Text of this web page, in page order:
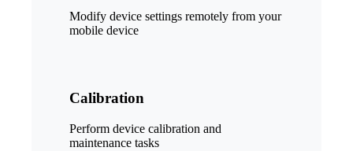
Modify device settings remotely from your
mobile device
Calibration
Perform device calibration and
maintenance tasks